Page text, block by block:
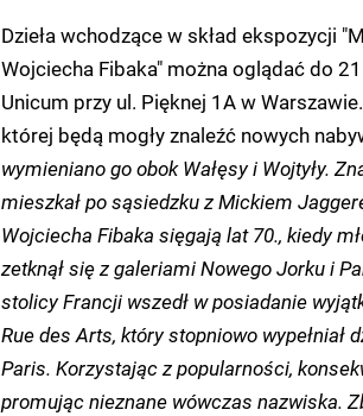
Dzieła wchodzące w skład ekspozycji
Wojciecha Fibaka" można oglądać do
Unicum przy ul. Pięknej 1A w
której będą mogły znaleźć nowych
wymieniano go obok Wałęsy i Wojtyły.
mieszkał po sąsiedzku z Mickiem
Wojciecha Fibaka sięgają lat 70., kiedy
zetknął się z galeriami Nowego Jorku i
stolicy Francji wszedł w posiadanie
Rue des Arts, który stopniowo wypełniał
Paris. Korzystając z popularności,
promując nieznane wówczas nazwiska.